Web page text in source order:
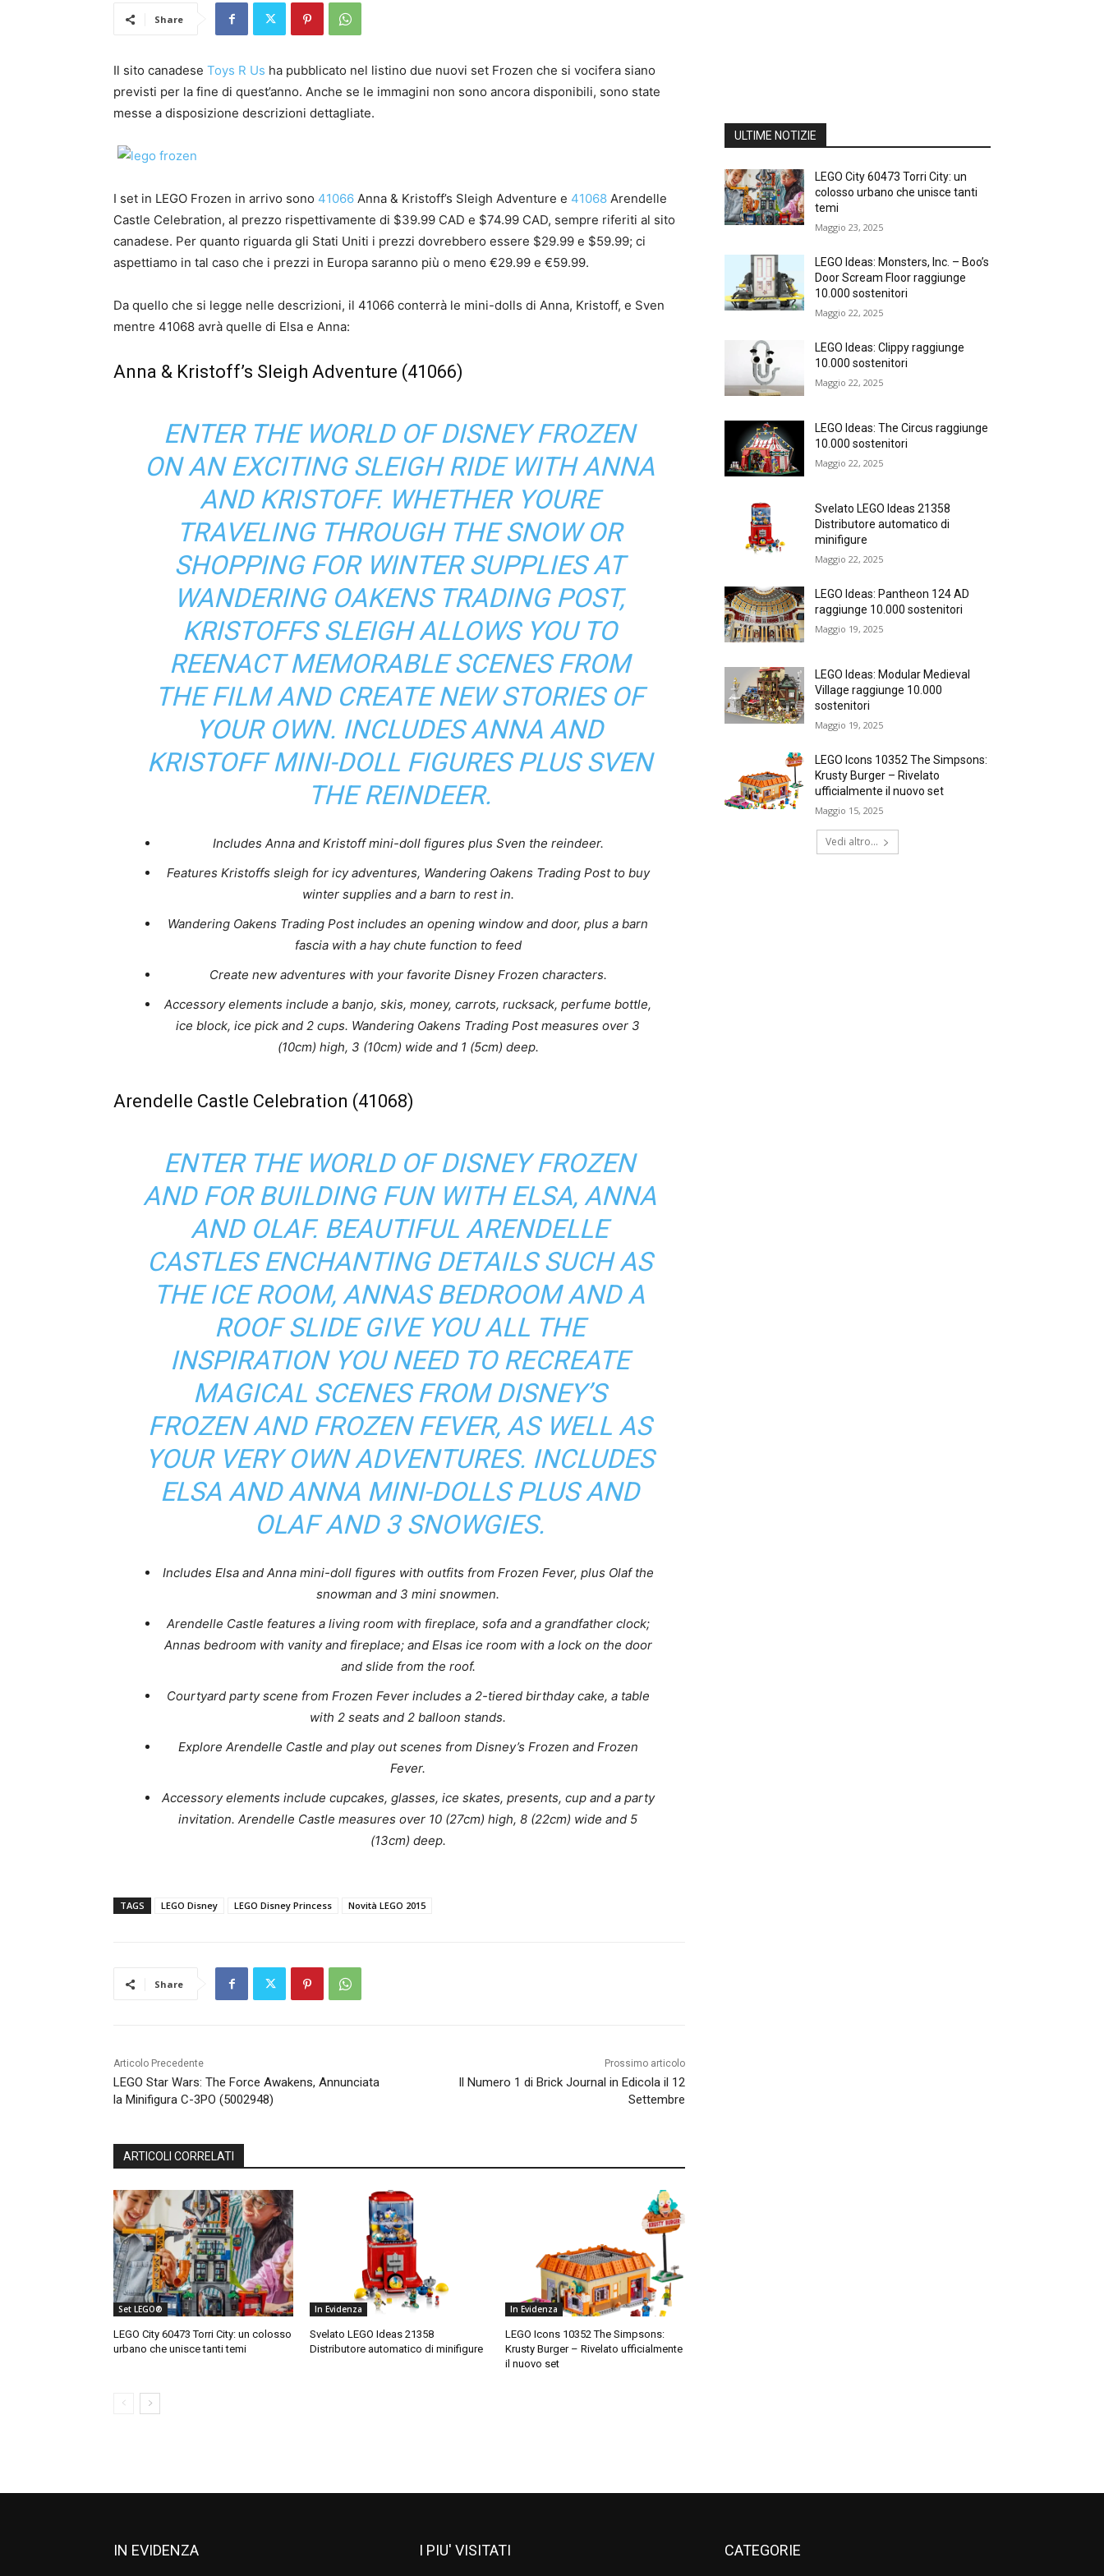
Share
Il sito canadese Toys R Us ha pubblicato nel listino due nuovi set Frozen che si vocifera siano
previsti per la fine di quest’anno. Anche se le immagini non sono ancora disponibili, sono state
messe a disposizione descrizioni dettagliate.
I set in LEGO Frozen in arrivo sono 41066 Anna & Kristoff’s Sleigh Adventure e 41068 Arendelle
Castle Celebration, al prezzo rispettivamente di $39.99 CAD e $74.99 CAD, sempre riferiti al sito
canadese. Per quanto riguarda gli Stati Uniti i prezzi dovrebbero essere $29.99 e $59.99; ci
aspettiamo in tal caso che i prezzi in Europa saranno più o meno €29.99 e €59.99.
Da quello che si legge nelle descrizioni, il 41066 conterrà le mini-dolls di Anna, Kristoff, e Sven
mentre 41068 avrà quelle di Elsa e Anna:
Anna & Kristoff’s Sleigh Adventure (41066)
ENTER THE WORLD OF DISNEY FROZEN
ON AN EXCITING SLEIGH RIDE WITH ANNA
AND KRISTOFF. WHETHER YOURE
TRAVELING THROUGH THE SNOW OR
SHOPPING FOR WINTER SUPPLIES AT
WANDERING OAKENS TRADING POST,
KRISTOFFS SLEIGH ALLOWS YOU TO
REENACT MEMORABLE SCENES FROM
THE FILM AND CREATE NEW STORIES OF
YOUR OWN. INCLUDES ANNA AND
KRISTOFF MINI-DOLL FIGURES PLUS SVEN
THE REINDEER.
Includes Anna and Kristoff mini-doll figures plus Sven the reindeer.
Features Kristoffs sleigh for icy adventures, Wandering Oakens Trading Post to buy
winter supplies and a barn to rest in.
Wandering Oakens Trading Post includes an opening window and door, plus a barn
fascia with a hay chute function to feed
Create new adventures with your favorite Disney Frozen characters.
Accessory elements include a banjo, skis, money, carrots, rucksack, perfume bottle,
ice block, ice pick and 2 cups. Wandering Oakens Trading Post measures over 3
(10cm) high, 3 (10cm) wide and 1 (5cm) deep.
Arendelle Castle Celebration (41068)
ENTER THE WORLD OF DISNEY FROZEN
AND FOR BUILDING FUN WITH ELSA, ANNA
AND OLAF. BEAUTIFUL ARENDELLE
CASTLES ENCHANTING DETAILS SUCH AS
THE ICE ROOM, ANNAS BEDROOM AND A
ROOF SLIDE GIVE YOU ALL THE
INSPIRATION YOU NEED TO RECREATE
MAGICAL SCENES FROM DISNEY’S
FROZEN AND FROZEN FEVER, AS WELL AS
YOUR VERY OWN ADVENTURES. INCLUDES
ELSA AND ANNA MINI-DOLLS PLUS AND
OLAF AND 3 SNOWGIES.
Includes Elsa and Anna mini-doll figures with outfits from Frozen Fever, plus Olaf the
snowman and 3 mini snowmen.
Arendelle Castle features a living room with fireplace, sofa and a grandfather clock;
Annas bedroom with vanity and fireplace; and Elsas ice room with a lock on the door
and slide from the roof.
Courtyard party scene from Frozen Fever includes a 2-tiered birthday cake, a table
with 2 seats and 2 balloon stands.
Explore Arendelle Castle and play out scenes from Disney’s Frozen and Frozen
Fever.
Accessory elements include cupcakes, glasses, ice skates, presents, cup and a party
invitation. Arendelle Castle measures over 10 (27cm) high, 8 (22cm) wide and 5
(13cm) deep.
TAGS LEGO Disney LEGO Disney Princess Novità LEGO 2015
Share
Articolo Precedente
LEGO Star Wars: The Force Awakens, Annunciata
la Minifigura C-3PO (5002948)
Prossimo articolo
Il Numero 1 di Brick Journal in Edicola il 12
Settembre
ARTICOLI CORRELATI
Set LEGO®
LEGO City 60473 Torri City: un colosso
urbano che unisce tanti temi
In Evidenza
Svelato LEGO Ideas 21358
Distributore automatico di minifigure
In Evidenza
LEGO Icons 10352 The Simpsons:
Krusty Burger – Rivelato ufficialmente
il nuovo set
ULTIME NOTIZIE
LEGO City 60473 Torri City: un
colosso urbano che unisce tanti
temi
Maggio 23, 2025
LEGO Ideas: Monsters, Inc. – Boo’s
Door Scream Floor raggiunge
10.000 sostenitori
Maggio 22, 2025
LEGO Ideas: Clippy raggiunge
10.000 sostenitori
Maggio 22, 2025
LEGO Ideas: The Circus raggiunge
10.000 sostenitori
Maggio 22, 2025
Svelato LEGO Ideas 21358
Distributore automatico di
minifigure
Maggio 22, 2025
LEGO Ideas: Pantheon 124 AD
raggiunge 10.000 sostenitori
Maggio 19, 2025
LEGO Ideas: Modular Medieval
Village raggiunge 10.000
sostenitori
Maggio 19, 2025
LEGO Icons 10352 The Simpsons:
Krusty Burger – Rivelato
ufficialmente il nuovo set
Maggio 15, 2025
Vedi altro...
IN EVIDENZA I PIU' VISITATI CATEGORIE